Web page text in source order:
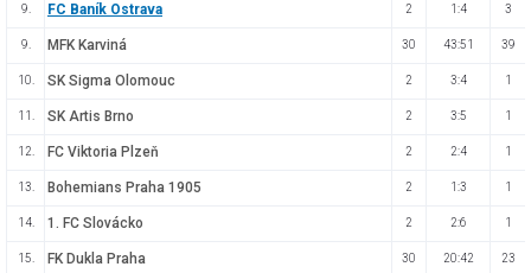
9. FC Baník Ostrava 2 1:4 3
9. MFK Karviná 30 43:51 39
10. SK Sigma Olomouc 2 3:4 1
11. SK Artis Brno 2 3:5 1
12. FC Viktoria Plzeň 2 2:4 1
13. Bohemians Praha 1905 2 1:3 1
14. 1. FC Slovácko 2 2:6 1
15. FK Dukla Praha 30 20:42 23